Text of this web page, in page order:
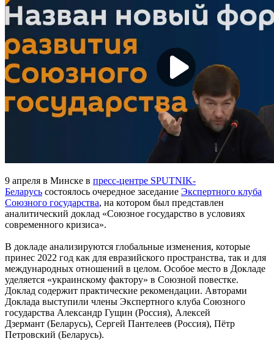
9 апреля в Минске в пресс-центре SPUTNIK-
Беларусь состоялось очередное заседание Экспертного клуба
Союзного государства, на котором был представлен
аналитический доклад «Союзное государство в условиях
современного кризиса».
В докладе анализируются глобальные изменения, которые
принес 2022 год как для евразийского пространства, так и для
международных отношений в целом. Особое место в Докладе
уделяется «украинскому фактору» в Союзной повестке.
Доклад содержит практические рекомендации. Авторами
Доклада выступили члены Экспертного клуба Союзного
государства Александр Гущин (Россия), Алексей
Дзермант (Беларусь), Сергей Пантелеев (Россия), Пётр
Петровский (Беларусь).